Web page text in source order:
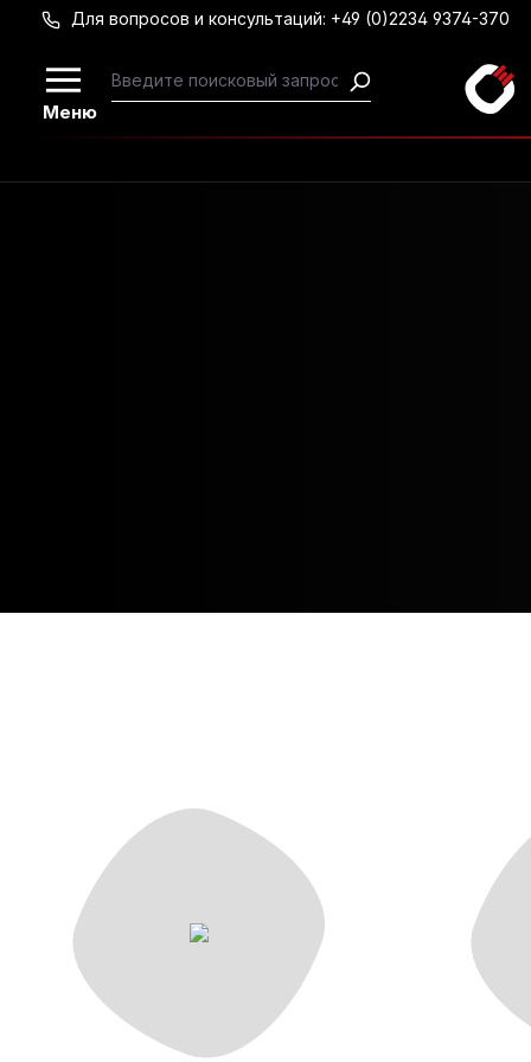
Перейти к основному содержанию
Для вопросов и консультаций: +49 (0)2234 9374-370
Меню